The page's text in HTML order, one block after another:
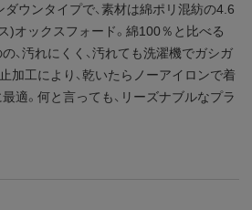
ウンタイプで、素材は綿ポリ混紡の4.6
)オックスフォード。綿100％と比べる
、汚れにくく、汚れても洗濯機でガシガ
加工により、乾いたらノーアイロンで着
適。何と言っても、リーズナブルなプラ